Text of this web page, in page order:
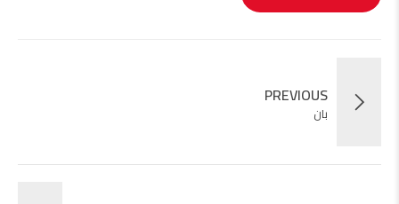
PREVIOUS
بان